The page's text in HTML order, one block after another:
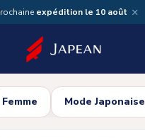
expédition le 10 août ×
Femme Mode Japonaise